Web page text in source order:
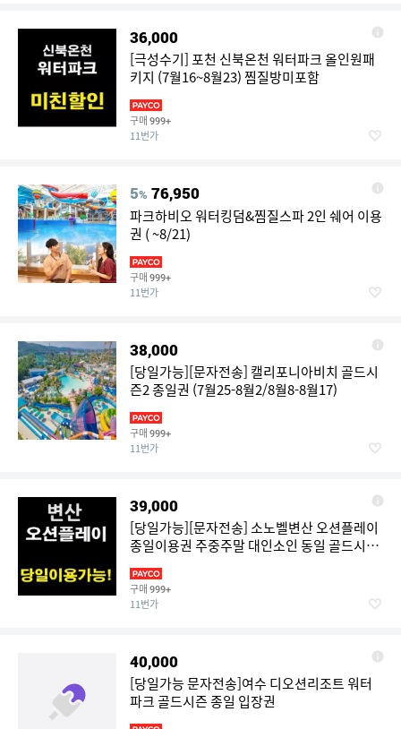
36,000
[극성수기] 포천 신북온천 워터파크 올인원패
키지 (7월16~8월23) 찜질방미포함
구매 999+
11번가
5% 76,950
파크하비오 워터킹덤&찜질스파 2인 쉐어 이용
권 ( ~8/21)
구매 999+
11번가
38,000
[당일가능][문자전송] 캘리포니아비치 골드시
즌2 종일권 (7월25-8월2/8월8-8월17)
구매 999+
11번가
39,000
[당일가능][문자전송] 소노벨변산 오션플레이
종일이용권 주중주말 대인소인 동일 골드시즌
2
구매 999+
11번가
40,000
[당일가능 문자전송]여수 디오션리조트 워터
파크 골드시즌 종일 입장권